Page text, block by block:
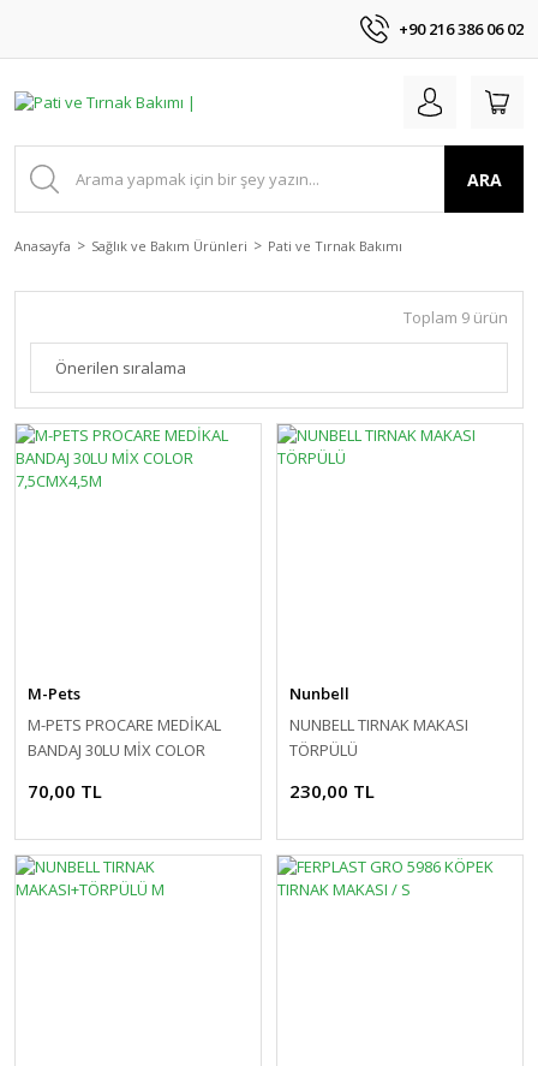
+90 216 386 06 02
ARA
Anasayfa Sağlık ve Bakım Ürünleri Pati ve Tırnak Bakımı
Toplam 9 ürün
M-Pets
M-PETS PROCARE MEDİKAL
BANDAJ 30LU MİX COLOR
70,00 TL
Nunbell
NUNBELL TIRNAK MAKASI
TÖRPÜLÜ
230,00 TL